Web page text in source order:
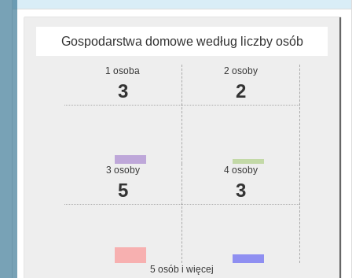
Gospodarstwa domowe według liczby osób
1 osoba
3
2 osoby
2
3 osoby
5
4 osoby
3
5 osób i więcej